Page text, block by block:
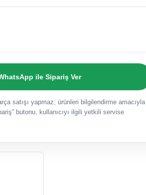
ile Sipariş Ver
satışı yapmaz; ürünleri bilgilendirme amacıyla
butonu, kullanıcıyı ilgili yetkili servise